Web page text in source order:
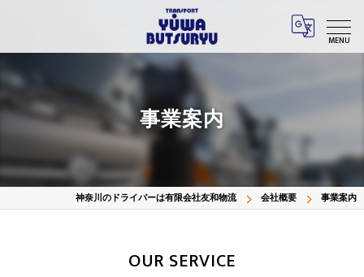
MENU
事業案内
神奈川のドライバーは有限会社友和物流 会社概要 事業案内
OUR SERVICE